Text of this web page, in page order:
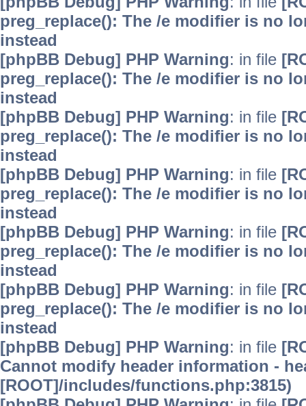
preg_replace(): The /e modifier is no
instead
[phpBB Debug] PHP Warning: in file
preg_replace(): The /e modifier is no
instead
[phpBB Debug] PHP Warning: in file
preg_replace(): The /e modifier is no
instead
[phpBB Debug] PHP Warning: in file
preg_replace(): The /e modifier is no
instead
[phpBB Debug] PHP Warning: in file
preg_replace(): The /e modifier is no
instead
[phpBB Debug] PHP Warning: in file
preg_replace(): The /e modifier is no
instead
[phpBB Debug] PHP Warning: in file
Cannot modify header information -
[ROOT]/includes/functions.php:3815)